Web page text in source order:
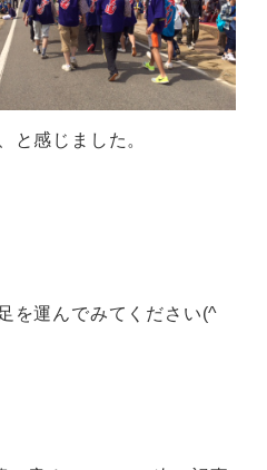
と感じました。
を運んでみてください(^